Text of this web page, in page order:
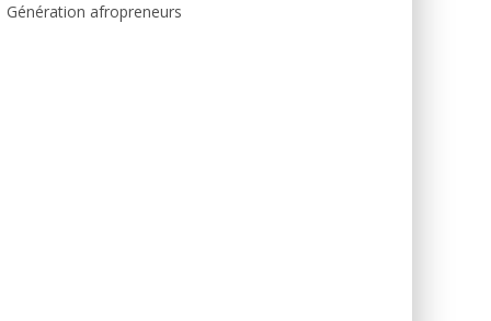
Génération afropreneurs